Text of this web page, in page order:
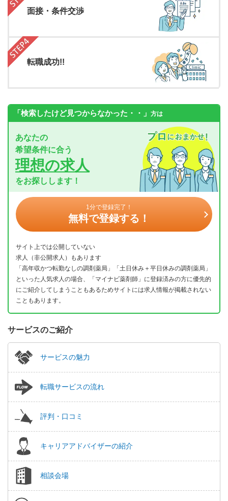
面接・条件交渉
転職成功!!
「検索したけど見つからなかった・・」 方は
あなたの
希望条件に合う
理想の求人
をお探しします！
1分で登録完了！
無料で登録する！
サイト上では公開していない
求人（非公開求人）もあります
「高年収かつ転勤なしの調剤薬局」「土日休み＋平日休みの調剤薬局」
といった人気求人の場合、「マイナビ薬剤師」に登録済みの方に優先的
にご紹介してしまうこともあるためサイトには求人情報が掲載されない
こともあります。
サービスのご紹介
サービスの魅力
転職サービスの流れ
評判・口コミ
キャリアアドバイザーの紹介
相談会場